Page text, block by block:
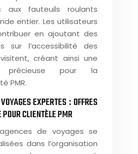
aux fauteuils roulants
entier. Les utilisateurs
en ajoutant des
sur l’accessibilité des
visitent, créant ainsi une
précieuse pour la
PMR.
EXPERTES : OFFRES
CLIENTÈLE PMR
de voyages se
dans l’organisation